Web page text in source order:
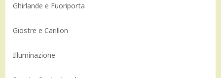
Ghirlande e Fuoriporta
Giostre e Carillon
Illuminazione